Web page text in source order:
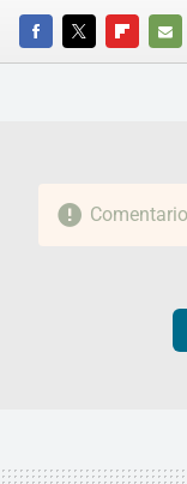
FACEBOOKTWITTERFLIPBOARD
E-